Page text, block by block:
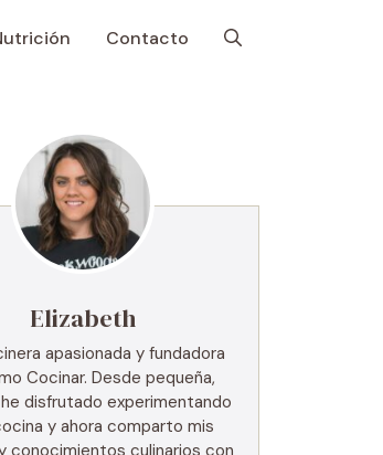
Contacto
Elizabeth
apasionada y fundadora
Cocinar. Desde pequeña,
disfrutado experimentando
y ahora comparto mis
conocimientos culinarios con